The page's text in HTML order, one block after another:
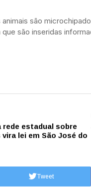
são
que são inseridas
rede estadual sobre
lei em São José do
Tweet